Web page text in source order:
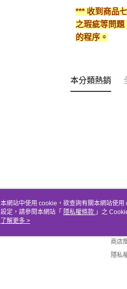
*** 收到商品
之瑕疵等問
的程序。
本分類熱銷
關
商店
隱私
本網站中使用 cookie，欲查詢有關本網站使
設定，請參閱本網站「 隱私權條款 」之
使用 cookie。
了解更多 >